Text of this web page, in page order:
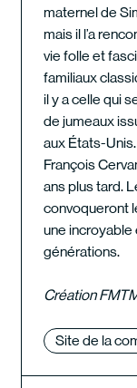
maternel de
mais il l’a
vie folle et
familiaux
il y a celle qui
de jumeaux
aux États-
François
ans plus tard.
convoqueront
une incroyable
générations.
Création
Site de la